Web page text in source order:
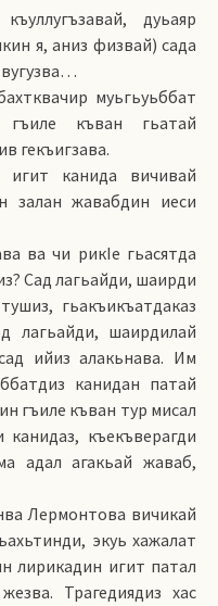
дуьаяр
я, аниз физвай) сада
муьгьуьббат
гъиле къван гьатай
гекъигзава.
канида вичивай
залан жавабдин иеси
ва чи рикIе гьасятда
Сад лагьайди, шаирди
гьакъикъатдаказ
лагьайди, шаирдилай
ийиз алакьнава. Им
канидан патай
гъиле къван тур мисал
къекъверагди
адал агакьай жаваб,
Лермонтова вичикай
экуь хажалат
лирикадин игит патал
Трагедиядиз хас